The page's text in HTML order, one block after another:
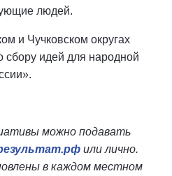
людей.
и Чучковском округах
сбору идей для народной
можно подавать
или лично.
в каждом местном